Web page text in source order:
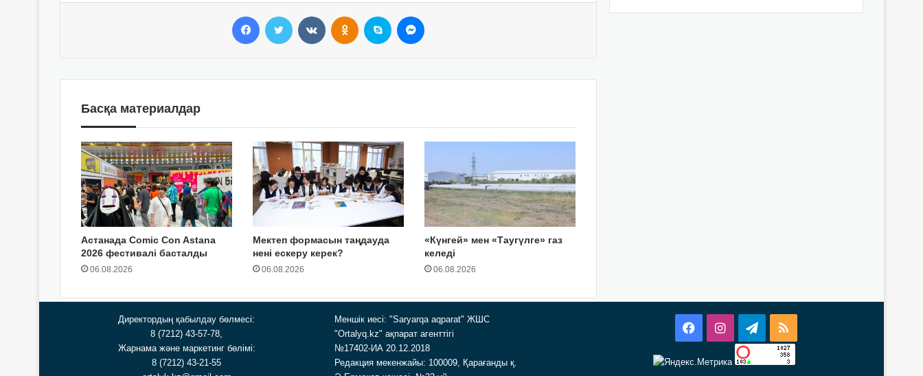
Басқа материалдар
Астанада Comic Con Astana
2026 фестивалі басталды
06.08.2026
Мектеп формасын таңдауда
нені ескеру керек?
06.08.2026
«Күнгей» мен «Таугүлге» газ
келеді
06.08.2026
Директордың қабылдау бөлмесі:
8 (7212) 43-57-78,
Жарнама және маркетинг бөлімі:
8 (7212) 43-21-55
Меншік иесі: "Saryarqa aqparat" ЖШС
"Ortalyq.kz" ақпарат агенттігі
№17402-ИА 20.12.2018
Редакция мекенжайы: 100009, Қарағанды қ.
FacebookInstagramTelegram
RSS